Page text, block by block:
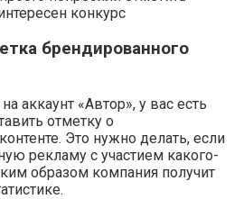
конкурс
брендированного
аккаунт «Автор», у вас есть
отметку о
Это нужно делать, если
рекламу с участием какого-
образом компания получит